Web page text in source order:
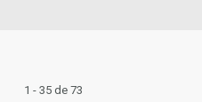
1 - 35 de 73